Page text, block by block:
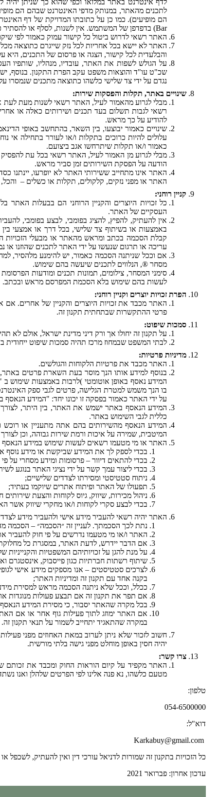
לתכנים מהאתר, במנותק מדפי האינטרנט שבהם הם
Bar) בדפדפן של המשתמש. אין לשנות, לסלף או להסתיר כתובת זו ואין להחליפה בכל כתובת אחרת.
האתר רשאי לדרוש ביטול כל קישור עמוק כאמור לפי
האתר לא יישא בכל אחריות לכל נזק שייגרם כתוצאה
והבלעדית לכל קישור, הצגה או פרסום של התכנים, היא
על הגולש לשפות את האתר, עובדיו, מנהליו, שותפיו
שכ"ט עו"ד והוצאות משפט עקב הפרת התקנון. בנוסף,
נגדם על ידי צד שלישי כלשהו כתוצאה מתכנים שנמסרו
שינויים באתר, תקלות והפסקות שירות:
מבלי לגרוע מהאמור לעיל, האתר רשאי לשנות מעת
רשאי לגבות תשלום בעד תכנים ושירותים כאלה או
להודיע על כך מראש.
שינויים כאמור יבוצעו, בין השאר, בהתחשב באופי
עלולים להיות כרוכים בתקלות ו/או לעורר בתחילה אי
כאמור ו/או תקלות שיתרחשו אגב ביצועם.
מבלי לגרוע מן האמור לעיל, האתר רשאי בכל עת
הודעה על הפסקת השירותים זמן סביר מראש.
האתר אינו מתחייב ששירותי האתר לא יופרעו, יינתנו
האתר או מפני נזקים, קלקולים, תקלות או כשלים –
קניין רוחני:
כל זכויות היוצרים והקניין הרוחני הם בבעלות
העסקיים של האתר.
אין להעתיק, להפיץ, להציג בפומבי, לבצע בפומבי,
באמצעות או בשיתוף צד שלישי, בכל דרך או אמצעי
קבלת הסכמה בכתב ומראש מהאתר או מבעלי הזכויות
עריכה או תרגום שנעשו על ידי האתר לתכנים שהוזנו
אם וככל שניתנה הסכמה כאמור, יש להימנע מלהסיר, למחוק
מסחר ®, הנלווים לתכנים שיעשה בהם שימוש.
סימני המסחר, צילומים, תמונות תכנים ומודעות
לעשות בהם שימוש בלא הסכמת המפרסם מראש ובכתב.
הפרת זכויות יוצרים וקניין רוחני:
האתר מכבד את זכויות היוצרים והקניין של אחרים.
פרטי ההתקשרות שבתחתית תקנון זה.
סמכות שיפוט:
על תקנון זה יחולו אך ורק דיני מדינת ישראל, אולם לא
לבתי המשפט שבמחוז מרכז תהיה סמכות שיפוט ייחודית
מדיניות פרטיות:
האתר מכבד את פרטיות הלקוחות והגולשים.
בנוסף למידע אותו הנך מוסר בעת השארת פרטים
בו הנך משמש למטרת הגלישה, פרטים לגבי ספק
על ידי האתר כאמור בפסקה זו יכונו יחד: "המידע
המידע הנאסף באתר ישמש את האתר, בין היתר,
כללית לגבי השימוש באתר.
המידע הנאסף מהשירותים בהם אתה מתעניין או
המיטבית, שמירה על איכות ורמת שירות גבוהה, וכן
האתר או מי מטעמו רשאים לעשות שימוש במידע הנאסף
בכדי לספק לך את המידע שביקשת או מידע נוסף
בכדי להתאים דיוור – פרסומות ומידע מסחרי על
בכדי ליצור עמך קשר על ידי נציגי האתר בנוגע
ניתוח סטטיסטי ומסירתו לצדדים שלישיים;
תפעולו של האתר ופיתוח אתרים שיוקמו בעתיד;
ניהול מכירות, שיווק, גיוס לקוחות והצעת שירותים
בכדי לבצע סקרי לקוחות ו/או מחקרי שיווק אשר
האתר יהיה רשאי להעביר מידע אישי ולהעביר מידע
נתת לכך הסכמתך. לעניין זה ״הסכמה״ – הסכמה
האתר ו/או מי מטעמו נדרשים על פי חוק
אם הדבר יידרש, לדעת האתר, במסגרת כל מחלוקת,
על מנת להגן על זכויותיהם המשפטיות
שיתוף רשתות חברתיות כגון פייסבוק, אינסטגרם
לצרכים סטטיסטים – אנו מספקים מידע אישי
בקנה אחד עם תקנון זה ומדיניות האתר;
ככלל, וככל שלא ניתנה הסכמה מראש למסירת
אם תפר את תקנון זה אם תבצע פעולות מנוגדות או
בכל מקרה שהאתר יסבור, כי מסירת המידע הנאסף
אם האתר ימוזג לתוך פעילות גוף אחר או אם
במקרה שהתאגיד יתחייב לשמור על תנאי תקנון זה.
חשוב לזכור שלא ניתן לערוב במאת האחוזים מפני
יהיה חסין באופן מוחלט מפני גישה בלתי מורשית.
צרו קשר:
האתר מקפיד על קיום הוראות החוק ומכבד את
מטעם כלשהו, נא פנה אלינו לפי הפרטים שלהלן ואנו
טלפון:
054-6500000
דוא"ל:
כל הזכויות בתקנון זה שמורות לדניאל עורכי דין ואין להעתיק, לשכפל
עדכון אחרון: פברואר 2021